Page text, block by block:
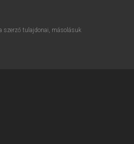
szerző tulajdonai, másolásuk